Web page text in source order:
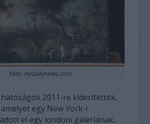
fotó: nydailynews.com
2011-re kiderítették,
egy New York-i
el egy londoni galériának,